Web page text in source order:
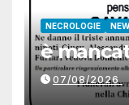
NECROLOGIE
è
07/08/2026